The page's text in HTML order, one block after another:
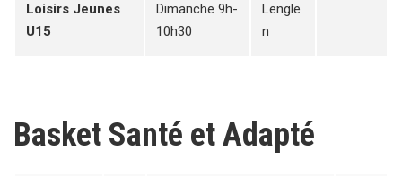
Loisirs Jeunes
U15
Dimanche 9h-
10h30
Lengle
n
Basket Santé et Adapté